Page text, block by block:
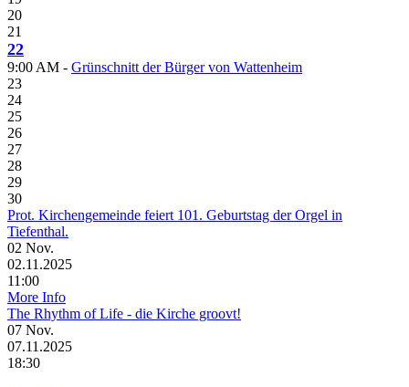
20
21
22
9:00 AM - Grünschnitt der Bürger von Wattenheim
23
24
25
26
27
28
29
30
Prot. Kirchengemeinde feiert 101. Geburtstag der Orgel in
Tiefenthal.
02 Nov.
02.11.2025
11:00
More Info
The Rhythm of Life - die Kirche groovt!
07 Nov.
07.11.2025
18:30